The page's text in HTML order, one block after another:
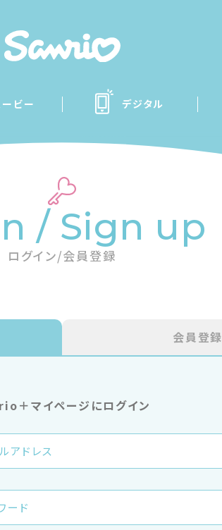
ビー デジタル
/ Sign up
ログイン/会員登録
会員登録
＋マイページにログイン